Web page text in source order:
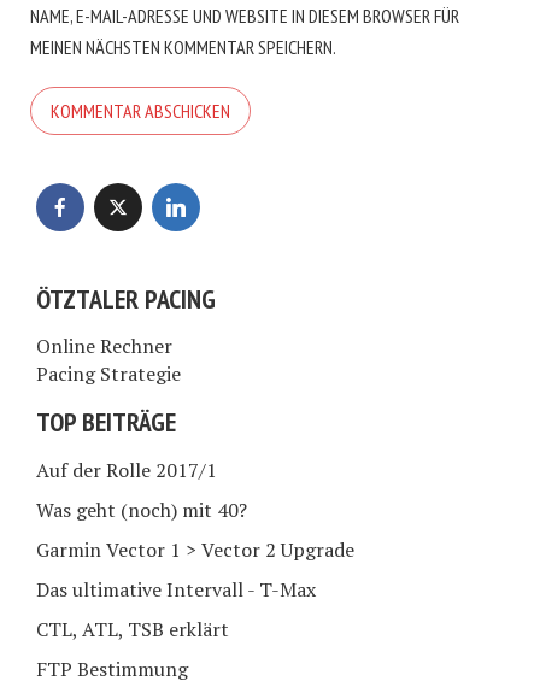
NAME, E-MAIL-ADRESSE UND WEBSITE IN DIESEM BROWSER FÜR
MEINEN NÄCHSTEN KOMMENTAR SPEICHERN.
ÖTZTALER PACING
Online Rechner
Pacing Strategie
TOP BEITRÄGE
Auf der Rolle 2017/1
Was geht (noch) mit 40?
Garmin Vector 1 > Vector 2 Upgrade
Das ultimative Intervall - T-Max
CTL, ATL, TSB erklärt
FTP Bestimmung